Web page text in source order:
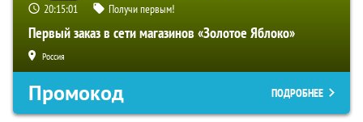
20:15:00 Получи первым!
Первый заказ в сети магазинов «Золотое Яблоко»
Россия
Промокод ПОДРОБНЕЕ